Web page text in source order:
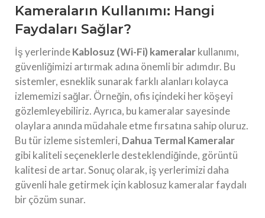
Kameraların Kullanımı: Hangi
Faydaları Sağlar?
İş yerlerindeKablosuz (Wi-Fi) kameralarkullanımı,
güvenliğimizi artırmak adına önemli bir adımdır. Bu
sistemler, esneklik sunarak farklı alanları kolayca
izlememizi sağlar. Örneğin, ofis içindeki her köşeyi
gözlemleyebiliriz. Ayrıca, bu kameralar sayesinde
olaylara anında müdahale etme fırsatına sahip oluruz.
Bu tür izleme sistemleri, Dahua Termal Kameralar
gibi kaliteli seçeneklerle desteklendiğinde, görüntü
kalitesi de artar. Sonuç olarak, iş yerlerimizi daha
güvenli hale getirmek için kablosuz kameralar faydalı
bir çözüm sunar.